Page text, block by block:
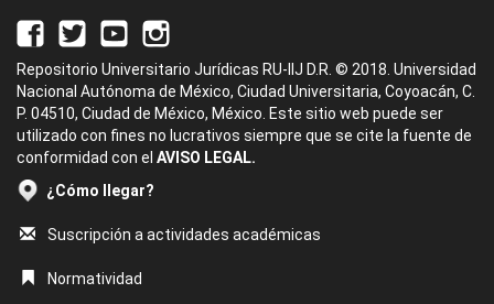
Repositorio Universitario Jurídicas RU-IIJ D.R. © 2018. Universidad
Nacional Autónoma de México, Ciudad Universitaria, Coyoacán, C.
P. 04510, Ciudad de México, México. Este sitio web puede ser
utilizado con fines no lucrativos siempre que se cite la fuente de
conformidad con el AVISO LEGAL.
¿Cómo llegar?
Suscripción a actividades académicas
Normatividad